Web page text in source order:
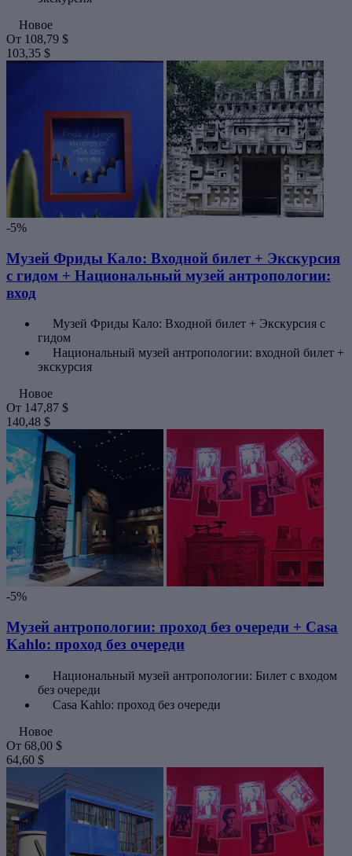
Новое
От 108,79 $
103,35 $
-5%
Музей Фриды Кало: Входной билет + Экскурсия
с гидом + Национальный музей антропологии:
вход
Музей Фриды Кало: Входной билет + Экскурсия с
гидом
Национальный музей антропологии: входной билет +
экскурсия
Новое
От 147,87 $
140,48 $
-5%
Музей антропологии: проход без очереди + Casa
Kahlo: проход без очереди
Национальный музей антропологии: Билет с входом
без очереди
Casa Kahlo: проход без очереди
Новое
От 68,00 $
64,60 $